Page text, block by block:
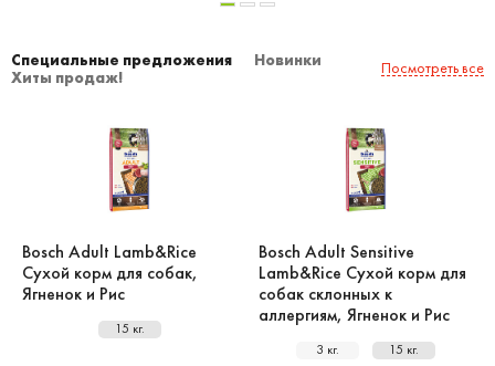
Специальные предложения
Новинки
Хиты продаж!
Посмотреть все
Bosch Adult Lamb&Rice
Сухой корм для собак,
Ягненок и Рис
15 кг.
Bosch Adult Sensitive
Lamb&Rice Сухой корм для
собак склонных к
аллергиям, Ягненок и Рис
3 кг. 15 кг.